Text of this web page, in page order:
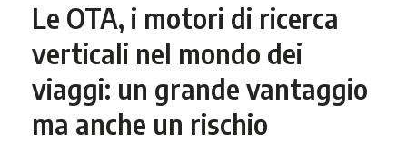
Le OTA, i motori di ricerca
verticali nel mondo dei
viaggi: un grande vantaggio
ma anche un rischio